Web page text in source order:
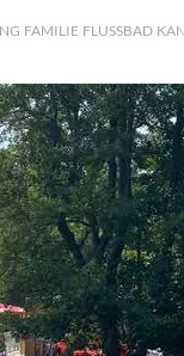
FAMILIE FLUSSBAD